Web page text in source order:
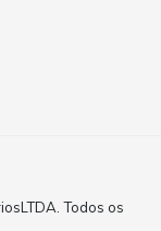
Todos os